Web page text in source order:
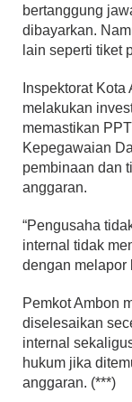
bertanggung
dibayarkan.
lain seperti tiket
Inspektorat
melakukan
memastikan
Kepegawaian
pembinaan dan
anggaran.
“Pengusaha
internal tidak
dengan melapor
Pemkot Ambon
diselesaikan
internal
hukum jika
anggaran. (***)